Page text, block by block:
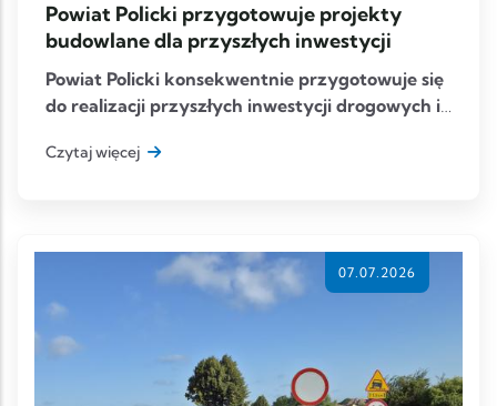
Powiat Policki przygotowuje projekty
budowlane dla przyszłych inwestycji
Powiat Policki konsekwentnie przygotowuje się
do realizacji przyszłych inwestycji drogowych i
Czytaj więcej
07.07.2026